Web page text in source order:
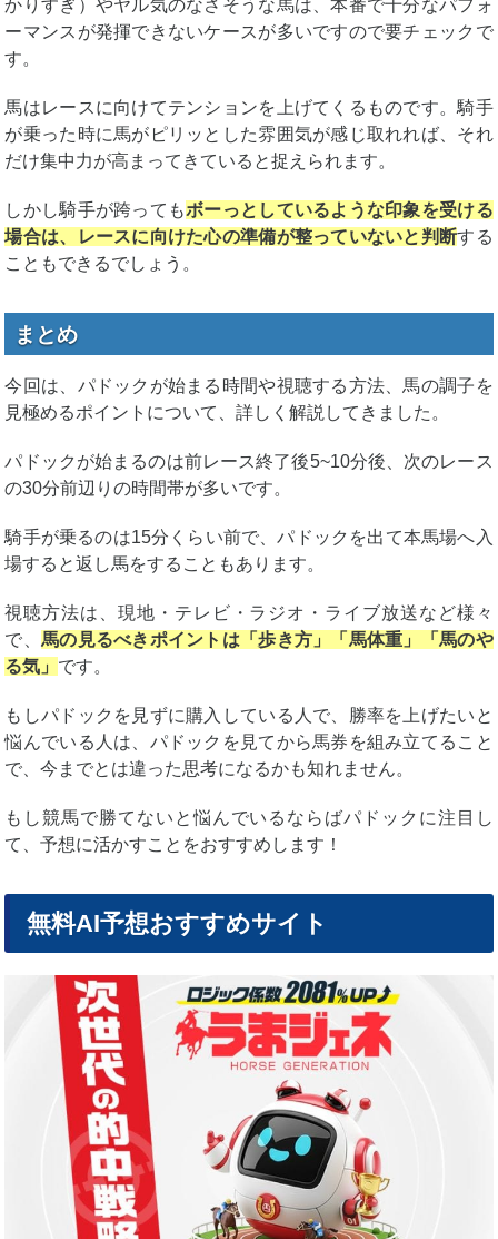
かりすぎ）やヤル気のなさそうな馬は、本番で十分なパフォ
ーマンスが発揮できないケースが多いですので要チェックで
す。
馬はレースに向けてテンションを上げてくるものです。騎手
が乗った時に馬がピリッとした雰囲気が感じ取れれば、それ
だけ集中力が高まってきていると捉えられます。
しかし騎手が跨ってもボーっとしているような印象を受ける
場合は、レースに向けた心の準備が整っていないと判断する
こともできるでしょう。
まとめ
今回は、パドックが始まる時間や視聴する方法、馬の調子を
見極めるポイントについて、詳しく解説してきました。
パドックが始まるのは前レース終了後5~10分後、次のレース
の30分前辺りの時間帯が多いです。
騎手が乗るのは15分くらい前で、パドックを出て本馬場へ入
場すると返し馬をすることもあります。
視聴方法は、現地・テレビ・ラジオ・ライブ放送など様々
で、馬の見るべきポイントは「歩き方」「馬体重」「馬のや
る気」 です。
もしパドックを見ずに購入している人で、勝率を上げたいと
悩んでいる人は、パドックを見てから馬券を組み立てること
で、今までとは違った思考になるかも知れません。
もし競馬で勝てないと悩んでいるならばパドックに注目し
て、予想に活かすことをおすすめします！
無料AI予想おすすめサイト